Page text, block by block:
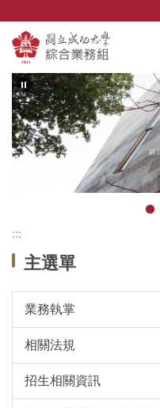
主
要
內
容
區
:::
主選單
業務執掌
相關法規
招生相關資訊